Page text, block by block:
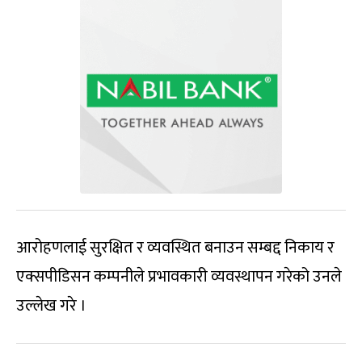
आरोहणलाई सुरक्षित र व्यवस्थित बनाउन सम्बद्द निकाय र
एक्सपीडिसन कम्पनीले प्रभावकारी व्यवस्थापन गरेको उनले
उल्लेख गरे ।